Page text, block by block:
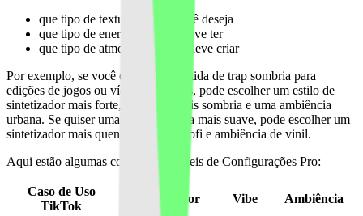
que tipo de textura sonora você deseja
que tipo de energia a batida deve ter
que tipo de atmosfera a faixa deve criar
Por exemplo, se você quiser uma batida de trap sombria para
edições de jogos ou vídeos de carros, pode escolher um estilo de
sintetizador mais forte, uma vibe mais sombria e uma ambiência
urbana. Se quiser uma batida estética mais suave, pode escolher um
sintetizador mais quente, uma vibe lofi e ambiência de vinil.
Aqui estão algumas combinações úteis de Configurações Pro:
Caso de Uso
TikTok
Sintetizador Vibe
Ambiência